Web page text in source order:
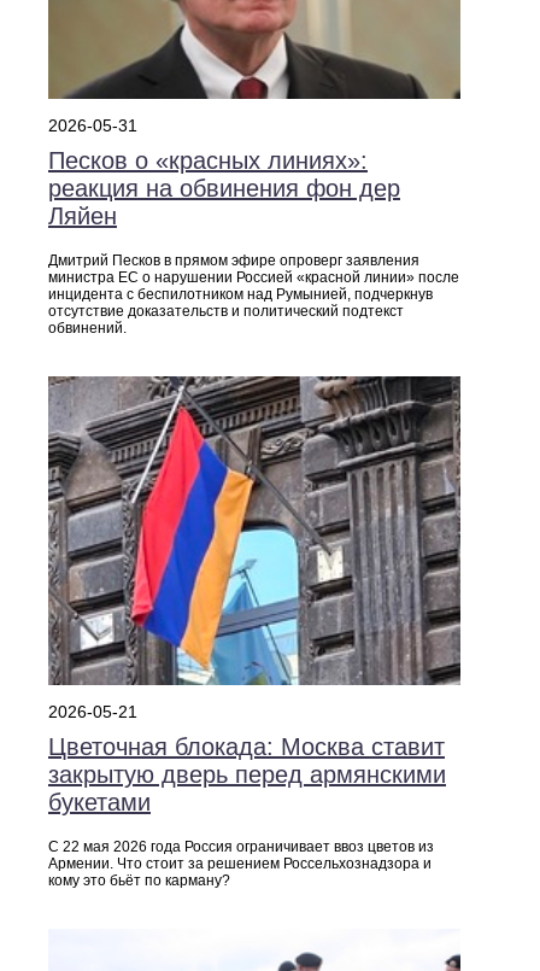
2026-05-31
Песков о «красных линиях»:
реакция на обвинения фон дер
Ляйен
Дмитрий Песков в прямом эфире опроверг заявления
министра ЕС о нарушении Россией «красной линии» после
инцидента с беспилотником над Румынией, подчеркнув
отсутствие доказательств и политический подтекст
обвинений.
2026-05-21
Цветочная блокада: Москва ставит
закрытую дверь перед армянскими
букетами
С 22 мая 2026 года Россия ограничивает ввоз цветов из
Армении. Что стоит за решением Россельхознадзора и
кому это бьёт по карману?